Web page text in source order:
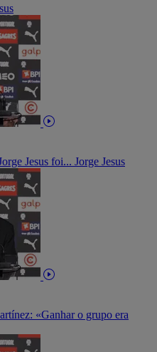
Jesus foi... Jorge Jesus
«Ganhar o grupo era